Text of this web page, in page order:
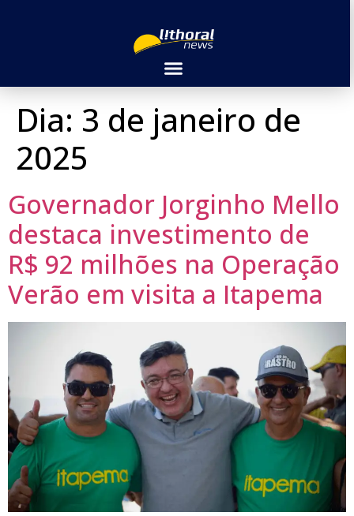
Dia: 3 de janeiro de
2025
Governador Jorginho Mello
destaca investimento de
R$ 92 milhões na Operação
Verão em visita a Itapema